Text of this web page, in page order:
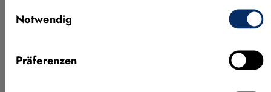
Nutzung der Dienste gesammelt haben.
Notwendig
Präferenzen